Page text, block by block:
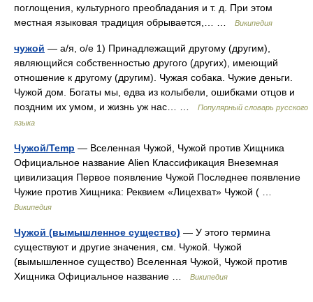
поглощения, культурного преобладания и т. д. При этом
местная языковая традиция обрывается,… …
Википедия
чужой — а/я, о/е 1) Принадлежащий другому (другим),
являющийся собственностью другого (других), имеющий
отношение к другому (другим). Чужая собака. Чужие деньги.
Чужой дом. Богаты мы, едва из колыбели, ошибками отцов и
поздним их умом, и жизнь уж нас… …
Популярный словарь русского
языка
Чужой/Temp — Вселенная Чужой, Чужой против Хищника
Официальное название Alien Классификация Внеземная
цивилизация Первое появление Чужой Последнее появление
Чужие против Хищника: Реквием «Лицехват» Чужой ( …
Википедия
Чужой (вымышленное существо) — У этого термина
существуют и другие значения, см. Чужой. Чужой
(вымышленное существо) Вселенная Чужой, Чужой против
Хищника Официальное название …
Википедия